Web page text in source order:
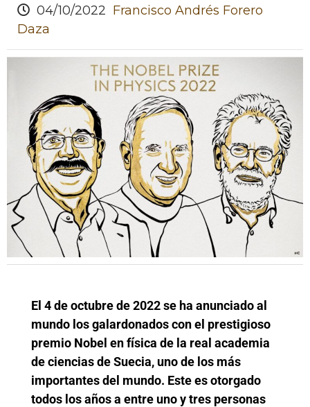
04/10/2022 Francisco Andrés Forero
Daza
El 4 de octubre de 2022 se ha anunciado al
mundo los galardonados con el prestigioso
premio Nobel en física de la real academia
de ciencias de Suecia, uno de los más
importantes del mundo. Este es otorgado
todos los años a entre uno y tres personas